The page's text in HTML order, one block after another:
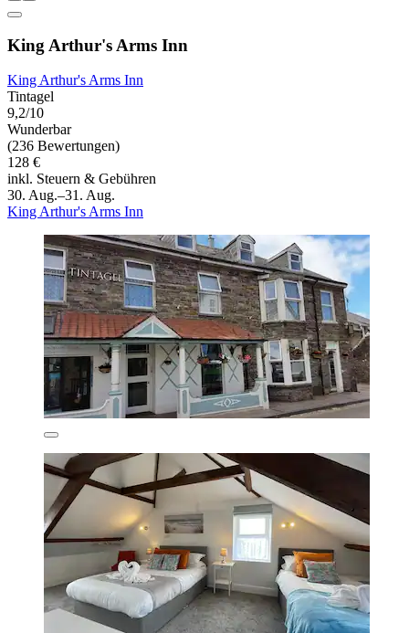
King Arthur's Arms Inn
King Arthur's Arms Inn
Tintagel
9,2/10
Wunderbar
(236 Bewertungen)
128 €
inkl. Steuern & Gebühren
30. Aug.–31. Aug.
King Arthur's Arms Inn